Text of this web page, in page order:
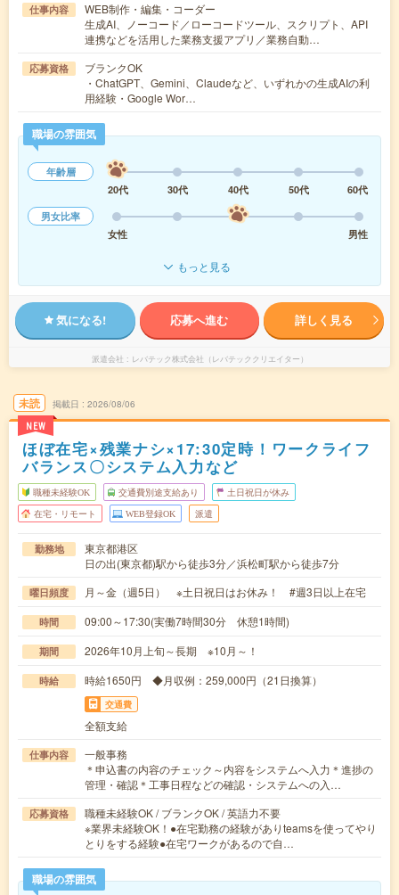
仕事内容
WEB制作・編集・コーダー
生成AI、ノーコード／ローコードツール、スクリプト、API
連携などを活用した業務支援アプリ／業務自動…
応募資格
ブランクOK
・ChatGPT、Gemini、Claudeなど、いずれかの生成AIの利
用経験・Google Wor…
職場の雰囲気
年齢層
20代
30代 40代 50代
60代
男女比率
女性
男性
もっと見る
気になる! 応募へ進む 詳しく見る
派遣会社 レバテック株式会社（レバテッククリエイター）
未読
NEW
掲載日 2026/08/06
ほぼ在宅×残業ナシ×17:30定時！ワークライフ
バランス〇システム入力など
職種未経験OK 交通費別途支給あり 土日祝日が休み
在宅・リモート WEB登録OK 派遣
勤務地
東京都港区
日の出(東京都)駅から徒歩3分／浜松町駅から徒歩7分
曜日頻度 月～金（週5日） ※土日祝日はお休み！ #週3日以上在宅
時間 09:00～17:30(実働7時間30分 休憩1時間)
期間 2026年10月上旬～長期 ※10月～！
時給 時給1650円 ◆月収例：259,000円（21日換算）
交通費
全額支給
仕事内容
一般事務
＊申込書の内容のチェック～内容をシステムへ入力＊進捗の
管理・確認＊工事日程などの確認・システムへの入…
応募資格
職種未経験OK / ブランクOK / 英語力不要
※業界未経験OK！●在宅勤務の経験がありteamsを使ってやり
とりをする経験●在宅ワークがあるので自…
職場の雰囲気